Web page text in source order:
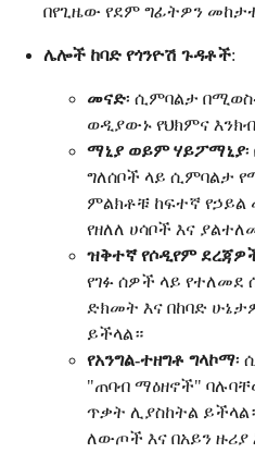
በየጊዜው የደም ግፊትዎን
ሌሎች ከባድ የጎንዮሽ ጉዳቶች:
መናድ፡ ሲምባልታ
ወዲያውኑ የህክምና
ማኒያ ወይም ሃይፖማኒያ
ግለሰቦች ላይ ሲምባልታ
ምልክቶቹ ከፍተኛ የኃይል
የዘለለ ሀሳቦች እና
ዝቅተኛ የሶዲየም ደረጃዎች
የገፉ ሰዎች ላይ
ድክመት እና በከባድ
ይችላል።
የአንግል-ተዘግቶ ግላኮማ፡
"ጠባብ ማዕዘኖች"
ጥቃት ሊያስከትል
ለውጦች እና በአይን